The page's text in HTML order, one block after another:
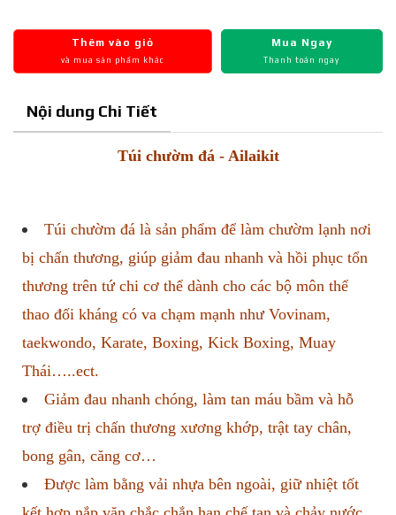
Thêm vào giỏ
và mua sản phẩm khác
Mua Ngay
Thanh toán ngay
Nội dung Chi Tiết
Túi chườm đá - Ailaikit
Túi chườm đá là sản phẩm để làm chườm lạnh nơi
bị chấn thương, giúp giảm đau nhanh và hồi phục tổn
thương trên tứ chi cơ thể dành cho các bộ môn thể
thao đối kháng có va chạm mạnh như Vovinam,
taekwondo, Karate, Boxing, Kick Boxing, Muay
Thái…..ect.
Giảm đau nhanh chóng, làm tan máu bầm và hỗ
trợ điều trị chấn thương xương khớp, trật tay chân,
bong gân, căng cơ…
Được làm bằng vải nhựa bên ngoài, giữ nhiệt tốt